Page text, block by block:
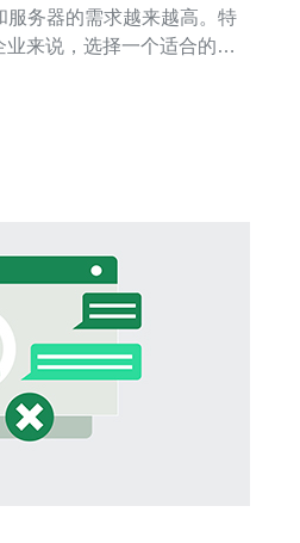
务器的需求越来越高。特
来说，选择一个适合的云